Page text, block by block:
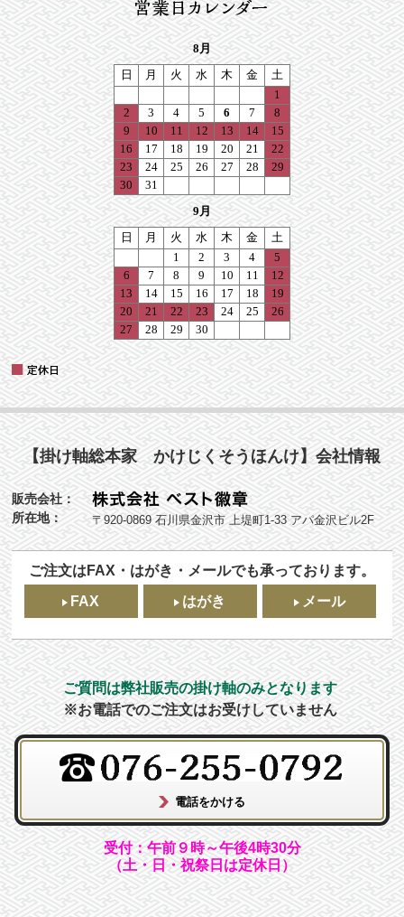
【掛け軸総本家 かけじくそうほんけ】会社情報
販売会社：
所在地：
〒920-0869 石川県金沢市 上堤町1-33 アパ金沢ビル2F
ご注文はFAX・はがき・メールでも承っております。
FAX
はがき メール
ご質問は弊社販売の掛け軸のみとなります
※お電話でのご注文はお受けしていません
受付：午前９時～午後4時30分
（土・日・祝祭日は定休日）